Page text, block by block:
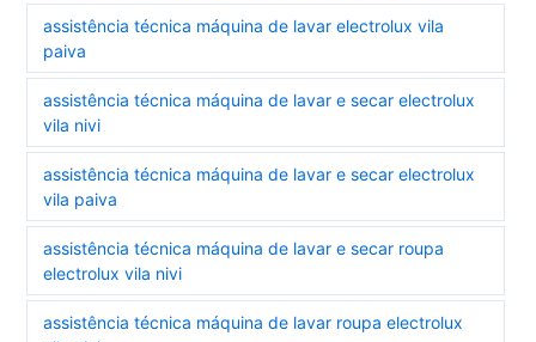
assistência técnica máquina de lavar electrolux vila
paiva
assistência técnica máquina de lavar e secar electrolux
vila nivi
assistência técnica máquina de lavar e secar electrolux
vila paiva
assistência técnica máquina de lavar e secar roupa
electrolux vila nivi
assistência técnica máquina de lavar roupa electrolux